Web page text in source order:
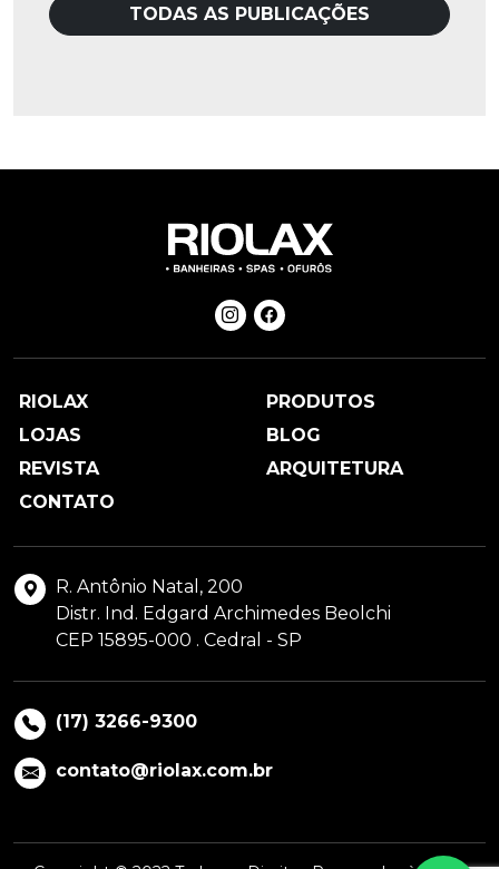
TODAS AS PUBLICAÇÕES
RIOLAX
PRODUTOS
LOJAS
BLOG
REVISTA
ARQUITETURA
CONTATO
R. Antônio Natal, 200
Distr. Ind. Edgard Archimedes Beolchi
CEP 15895-000 . Cedral - SP
(17) 3266-9300
contato@riolax.com.br